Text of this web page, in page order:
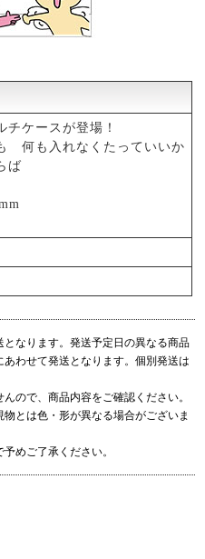
ケースが登場！
何も入れなくたっていいか
ば
なります。発送予定日の異なる商品
わせて発送となります。個別発送は
ので、商品内容をご確認ください。
とは色・形が異なる場合がございま
めご了承ください。